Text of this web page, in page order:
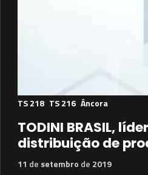
TS 218 TS 216 Âncora
TODINI BRASIL,
distribuição de
11 de setembro de 2019